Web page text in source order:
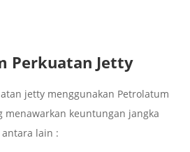
Perkuatan Jetty
jetty menggunakan Petrolatum
menawarkan keuntungan jangka
lain :